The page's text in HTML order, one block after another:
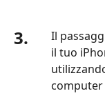
3.
Il
il tuo
computer